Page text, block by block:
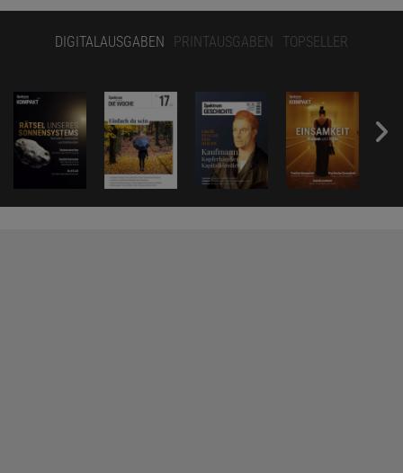
DIGITALAUSGABEN PRINTAUSGABEN TOPSELLER